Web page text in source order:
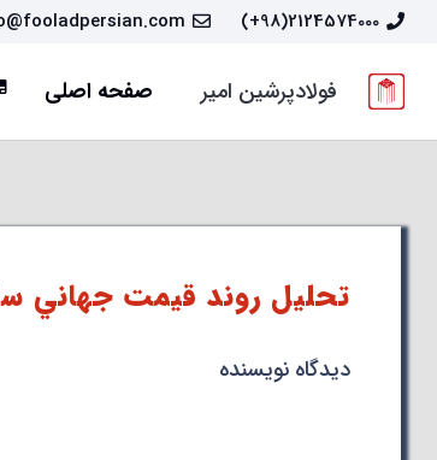
2124574000(98+)
فولادپرشین امیر صفحه اصلی
تحلیل روند قيمت جهاني
دیدگاه نویسنده